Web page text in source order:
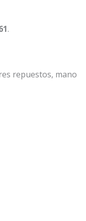
.
repuestos, mano